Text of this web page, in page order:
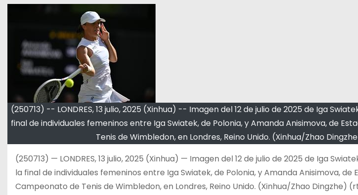
(250713) -- LONDRES, 13 julio, 2025 (Xinhua) -- Imagen del 12 de julio de 2025 de Iga
final de individuales femeninos entre Iga Swiatek, de Polonia, y Amanda Anisimova, de
Tenis de Wimbledon, en Londres, Reino Unido. (Xinhua/Zhao
(250713) — LONDRES, 13 julio, 2025 (Xinhua) — Imagen del 12 de julio de 2025 de Iga
la final de individuales femeninos entre Iga Swiatek, de Polonia, y Amanda Anisimova, de
Campeonato de Tenis de Wimbledon, en Londres, Reino Unido. (Xinhua/Zhao Dingzhe)